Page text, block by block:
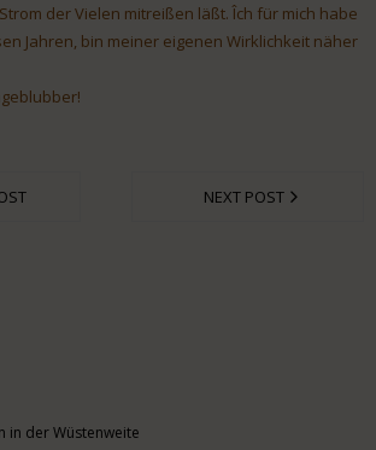
der Vielen mitreißen läßt. Îch für mich habe
Jahren, bin meiner eigenen Wirklichkeit näher
NEXT POST
in der Wüstenweite